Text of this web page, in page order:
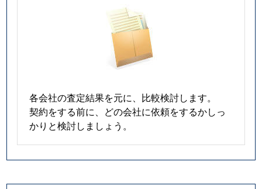
各会社の査定結果を元に、比較検討します。
契約をする前に、どの会社に依頼をするかしっ
かりと検討しましょう。